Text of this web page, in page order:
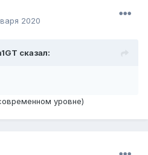
2020
сказал:
уровне)